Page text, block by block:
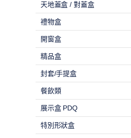
天地蓋盒 / 對蓋盒
禮物盒
開窗盒
精品盒
封套/手提盒
餐飲類
展示盒 PDQ
特別形狀盒